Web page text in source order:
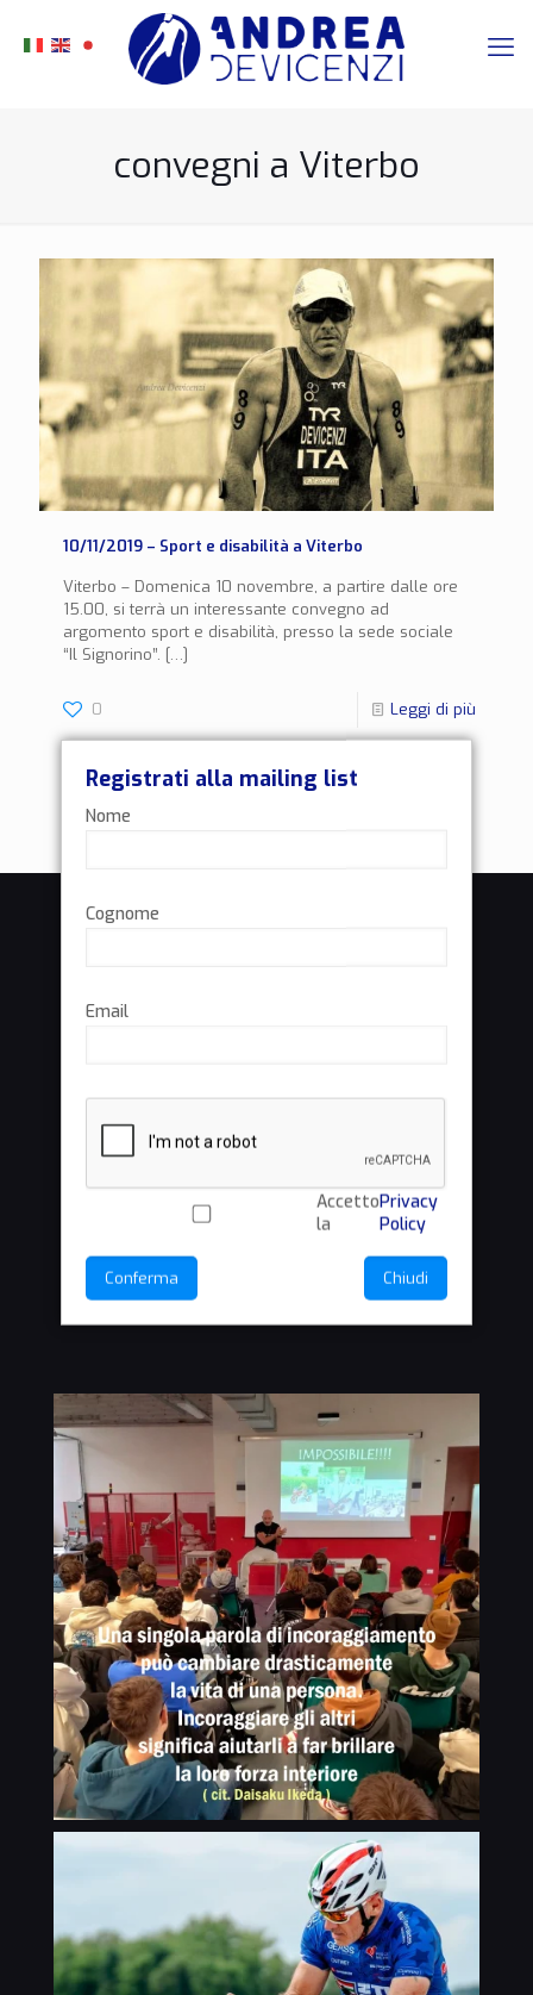
convegni a Viterbo
10/11/2019 – Sport e disabilità a Viterbo
Viterbo – Domenica 10 novembre, a partire dalle ore
15.00, si terrà un interessante convegno ad
argomento sport e disabilità, presso la sede sociale
“Il Signorino”. […]
0 Leggi di più
Registrati alla mailing list
Nome
Cognome
Email
Accetto
la
Privacy
Policy
Conferma Chiudi